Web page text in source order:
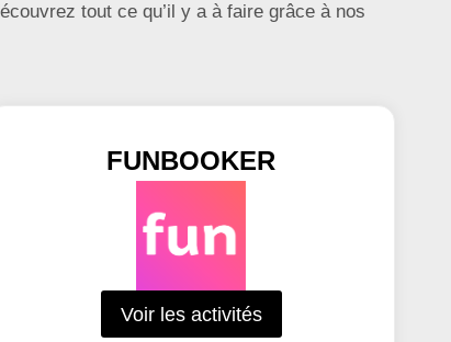
tout ce qu’il y a à faire grâce à nos
FUNBOOKER
Voir les activités